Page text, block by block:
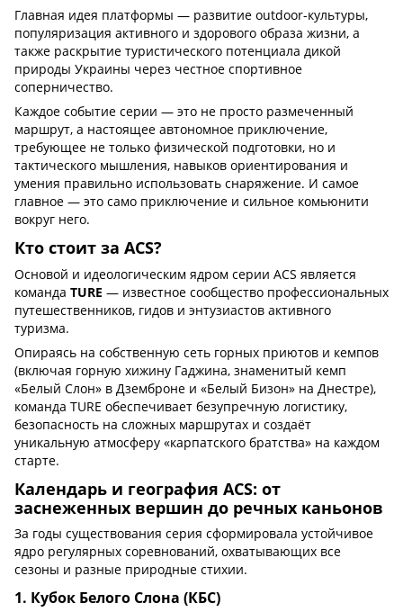
Главная идея платформы — развитие outdoor-культуры,
популяризация активного и здорового образа жизни, а
также раскрытие туристического потенциала дикой
природы Украины через честное спортивное
соперничество.
Каждое событие серии — это не просто размеченный
маршрут, а настоящее автономное приключение,
требующее не только физической подготовки, но и
тактического мышления, навыков ориентирования и
умения правильно использовать снаряжение. И самое
главное — это само приключение и сильное комьюнити
вокруг него.
Кто стоит за ACS?
Основой и идеологическим ядром серии ACS является
команда TURE — известное сообщество профессиональных
путешественников, гидов и энтузиастов активного
туризма.
Опираясь на собственную сеть горных приютов и кемпов
(включая горную хижину Гаджина, знаменитый кемп
«Белый Слон» в Дземброне и «Белый Бизон» на Днестре),
команда TURE обеспечивает безупречную логистику,
безопасность на сложных маршрутах и создаёт
уникальную атмосферу «карпатского братства» на каждом
старте.
Календарь и география ACS: от
заснеженных вершин до речных каньонов
За годы существования серия сформировала устойчивое
ядро регулярных соревнований, охватывающих все
сезоны и разные природные стихии.
1. Кубок Белого Слона (КБС)